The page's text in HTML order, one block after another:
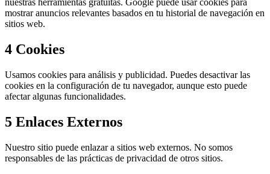
nuestras herramientas gratuitas. Google puede usar cookies para
mostrar anuncios relevantes basados en tu historial de navegación en
sitios web.
4 Cookies
Usamos cookies para análisis y publicidad. Puedes desactivar las
cookies en la configuración de tu navegador, aunque esto puede
afectar algunas funcionalidades.
5 Enlaces Externos
Nuestro sitio puede enlazar a sitios web externos. No somos
responsables de las prácticas de privacidad de otros sitios.